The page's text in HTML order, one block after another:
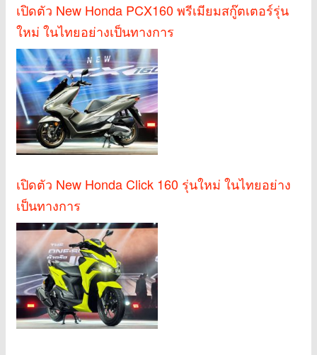
เปิดตัว New Honda PCX160 พรีเมียมสกู๊ตเตอร์รุ่น
ใหม่ ในไทยอย่างเป็นทางการ
เปิดตัว New Honda Click 160 รุ่นใหม่ ในไทยอย่าง
เป็นทางการ